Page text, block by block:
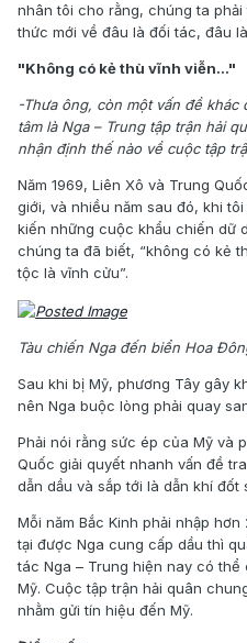
nhân tôi cho rằng, chúng ta
thức mới về đâu là đối tác, đâu
"Không có kẻ thù vĩnh viễn..."
-Thưa ông, còn một vấn đề
tâm là Nga – Trung tập trận hải
nhận định thế nào về cuộc tập
Năm 1969, Liên Xô và Trung
giới, và nhiều năm sau đó, khi
kiến những cuộc khẩu chiến dữ
chúng ta đã biết, “không có kẻ
tộc là vĩnh cửu”.
Tàu chiến Nga đến biển Hoa
Sau khi bị Mỹ, phương Tây gây
nên Nga buộc lòng phải quay
Phải nói rằng sức ép của Mỹ và
Quốc giải quyết nhanh vấn đề
dẫn dầu và sắp tới là dẫn khí đốt
Mỗi năm Bắc Kinh phải nhập
tại được Nga cung cấp dầu thì
tác Nga – Trung hiện nay có
Mỹ. Cuộc tập trận hải quân
nhằm gửi tín hiệu đến Mỹ.